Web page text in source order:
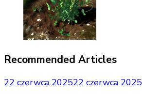
Recommended Articles
22 czerwca 202522 czerwca 2025